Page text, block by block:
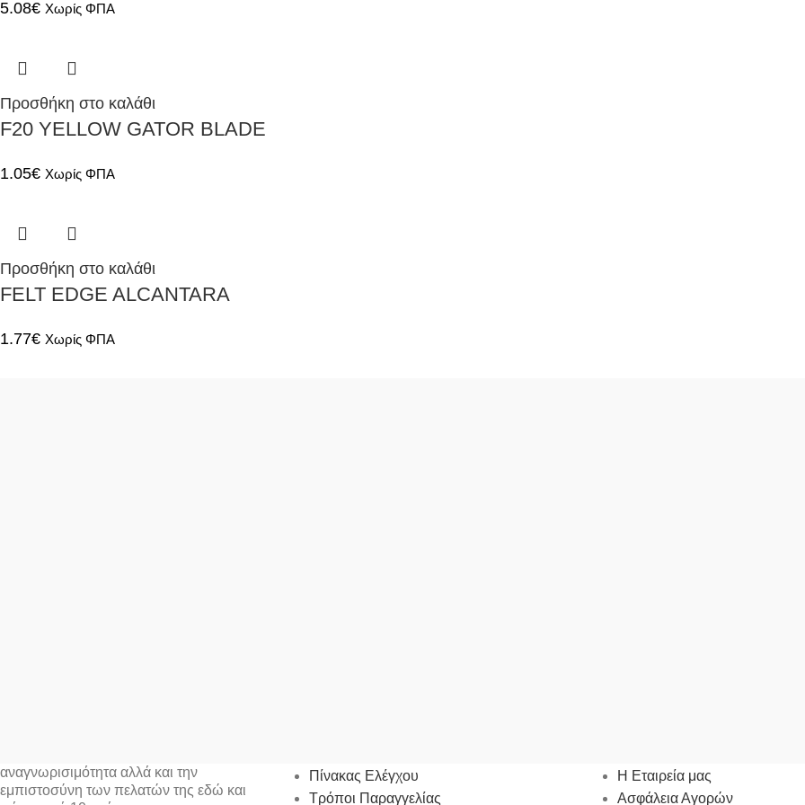
5.08€ Χωρίς ΦΠΑ
Προσθήκη στο καλάθι
F20 YELLOW GATOR BLADE
1.05€ Χωρίς ΦΠΑ
Προσθήκη στο καλάθι
FELT EDGE ALCANTARA
1.77€ Χωρίς ΦΠΑ
αναγνωρισιμότητα αλλά και την
εμπιστοσύνη των πελατών της εδώ και
Πίνακας Ελέγχου
Τρόποι Παραγγελίας
Η Εταιρεία μας
Ασφάλεια Αγορών